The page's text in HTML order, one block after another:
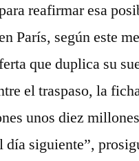
reafirmar esa
París, según este
que duplica su
el traspaso, la
unos diez
día siguiente”,